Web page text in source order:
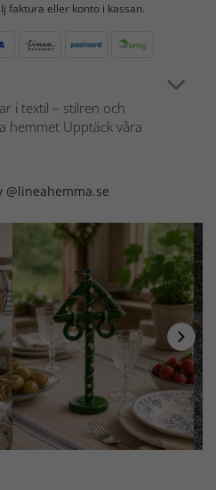
faktura eller konto i kassan.
i textil – stilren och
hemmet Upptäck våra
@lineahemma.se